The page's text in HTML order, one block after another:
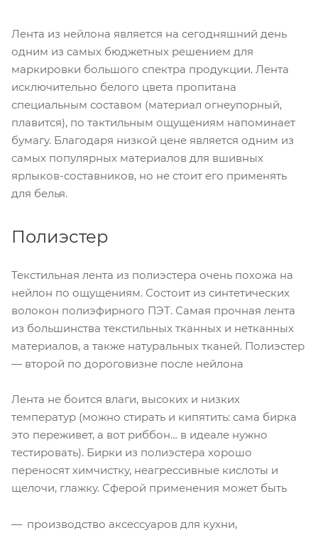
Лента из нейлона является на сегодняшний день
одним из самых бюджетных решением для
маркировки большого спектра продукции. Лента
исключительно белого цвета пропитана
специальным составом (материал огнеупорный,
плавится), по тактильным ощущениям напоминает
бумагу. Благодаря низкой цене является одним из
самых популярных материалов для вшивных
ярлыков-составников, но не стоит его применять
для белья.
Полиэстер
Текстильная лента из полиэстера очень похожа на
нейлон по ощущениям. Состоит из синтетических
волокон полиэфирного ПЭТ. Самая прочная лента
из большинства текстильных тканных и нетканных
материалов, а также натуральных тканей. Полиэстер
— второй по дороговизне после нейлона
Лента не боится влаги, высоких и низких
температур (можно стирать и кипятить: сама бирка
это переживет, а вот риббон… в идеале нужно
тестировать). Бирки из полиэстера хорошо
переносят химчистку, неагрессивные кислоты и
щелочи, глажку. Сферой применения может быть
производство аксессуаров для кухни,